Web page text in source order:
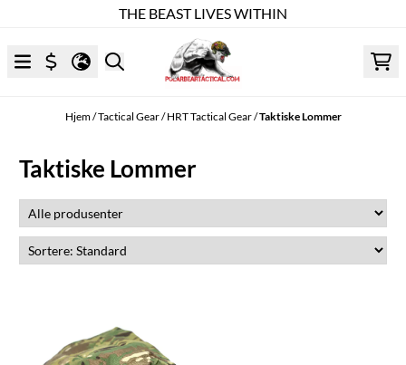
THE BEAST LIVES WITHIN
Hjem/Tactical Gear/HRT Tactical Gear/Taktiske Lommer
Taktiske Lommer